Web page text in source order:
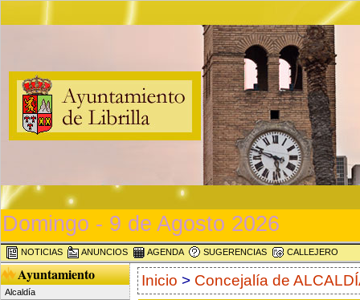
Domingo - 9 de Agosto 2026
NOTICIAS ANUNCIOS AGENDA SUGERENCIAS CALLEJERO
Ayuntamiento
Alcaldía
Inicio > Concejalía de